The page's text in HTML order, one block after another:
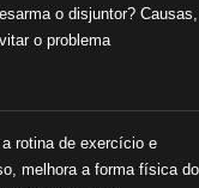
o disjuntor? Causas,
o problema
rotina de exercício e
melhora a forma física do